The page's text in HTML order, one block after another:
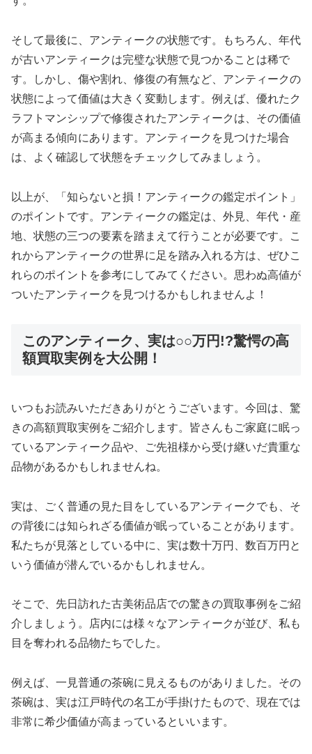
そして最後に、アンティークの状態です。もちろん、年代
が古いアンティークは完璧な状態で見つかることは稀で
す。しかし、傷や割れ、修復の有無など、アンティークの
状態によって価値は大きく変動します。例えば、優れたク
ラフトマンシップで修復されたアンティークは、その価値
が高まる傾向にあります。アンティークを見つけた場合
は、よく確認して状態をチェックしてみましょう。
以上が、「知らないと損！アンティークの鑑定ポイント」
のポイントです。アンティークの鑑定は、外見、年代・産
地、状態の三つの要素を踏まえて行うことが必要です。こ
れからアンティークの世界に足を踏み入れる方は、ぜひこ
れらのポイントを参考にしてみてください。思わぬ高値が
ついたアンティークを見つけるかもしれませんよ！
このアンティーク、実は○○万円!?驚愕の高
額買取実例を大公開！
いつもお読みいただきありがとうございます。今回は、驚
きの高額買取実例をご紹介します。皆さんもご家庭に眠っ
ているアンティーク品や、ご先祖様から受け継いだ貴重な
品物があるかもしれませんね。
実は、ごく普通の見た目をしているアンティークでも、そ
の背後には知られざる価値が眠っていることがあります。
私たちが見落としている中に、実は数十万円、数百万円と
いう価値が潜んでいるかもしれません。
そこで、先日訪れた古美術品店での驚きの買取事例をご紹
介しましょう。店内には様々なアンティークが並び、私も
目を奪われる品物たちでした。
例えば、一見普通の茶碗に見えるものがありました。その
茶碗は、実は江戸時代の名工が手掛けたもので、現在では
非常に希少価値が高まっているといいます。